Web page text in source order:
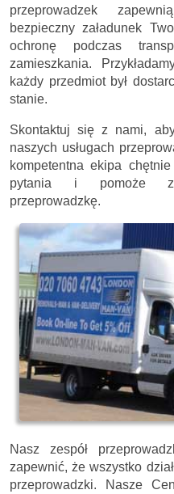
przeprowadzek
bezpieczny załadunek
ochronę podczas
zamieszkania.
każdy przedmiot był
stanie.
Skontaktuj się z nami,
naszych usługach
kompetentna ekipa
pytania i pomoże
przeprowadzkę.
Nasz zespół
zapewnić, że wszystko
przeprowadzki. Nasze